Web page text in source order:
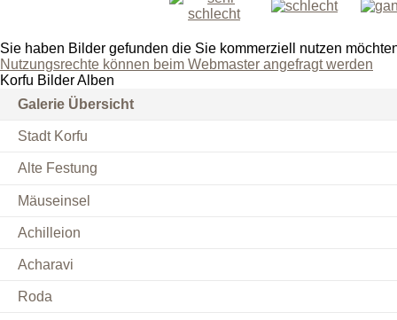
Sie haben Bilder gefunden die Sie kommerziell nutzen
Nutzungsrechte können beim Webmaster angefragt werden
Korfu Bilder Alben
Galerie Übersicht
Stadt Korfu
Alte Festung
Mäuseinsel
Achilleion
Acharavi
Roda